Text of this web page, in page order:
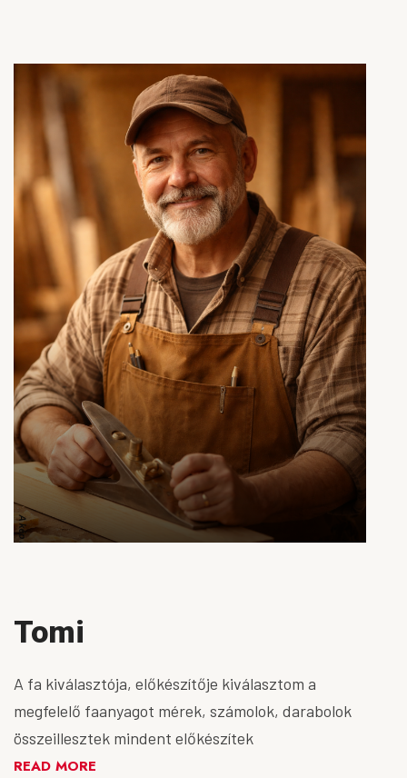
Tomi
A fa kiválasztója, előkészítője kiválasztom a
megfelelő faanyagot mérek, számolok, darabolok
összeillesztek mindent előkészítek
READ MORE